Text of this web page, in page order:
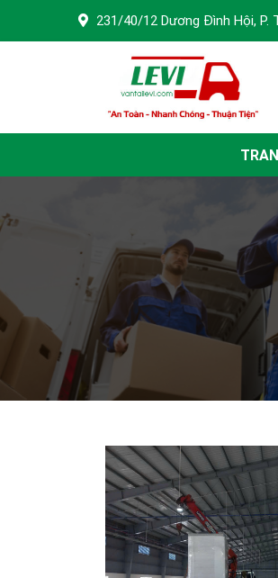
231/40/12 Dương Đình Hội, P.